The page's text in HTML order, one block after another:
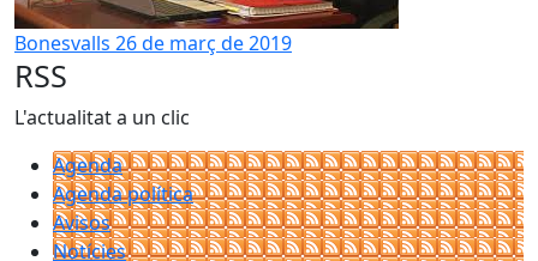
Bonesvalls 26 de març de 2019
RSS
L'actualitat a un clic
Agenda
Agenda política
Avisos
Notícies